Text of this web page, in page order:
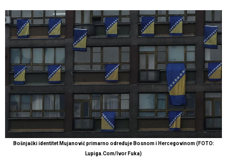
Bošnjački identitet Mujanović primarno određuje Bosnom i Hercegovinom (FOTO:
Lupiga.Com/Ivor Fuka)